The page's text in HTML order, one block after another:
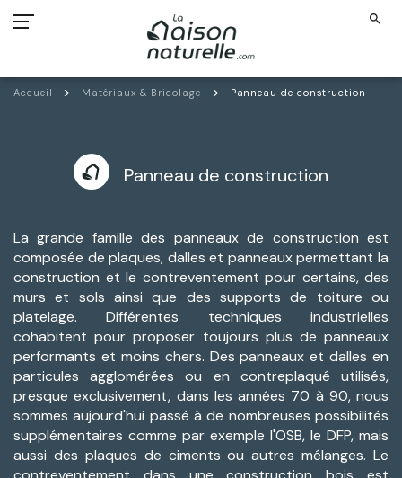
search
Accueil Matériaux & Bricolage Panneau de construction
Panneau de construction
La grande famille des panneaux de construction est
composée de plaques, dalles et panneaux permettant la
construction et le contreventement pour certains, des
murs et sols ainsi que des supports de toiture ou
platelage. Différentes techniques industrielles
cohabitent pour proposer toujours plus de panneaux
performants et moins chers. Des panneaux et dalles en
particules agglomérées ou en contreplaqué utilisés,
presque exclusivement, dans les années 70 à 90, nous
sommes aujourd'hui passé à de nombreuses possibilités
supplémentaires comme par exemple l'OSB, le DFP, mais
aussi des plaques de ciments ou autres mélanges. Le